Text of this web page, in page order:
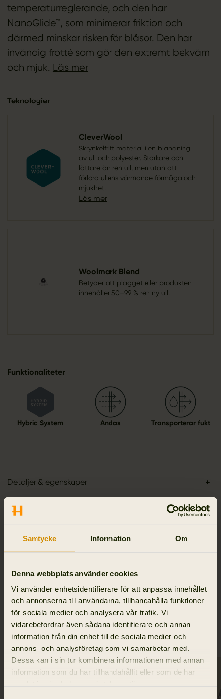
Samtycke Information Om
Denna webbplats använder cookies
Vi använder enhetsidentifierare för att anpassa innehållet
och annonserna till användarna, tillhandahålla funktioner
för sociala medier och analysera vår trafik. Vi
vidarebefordrar även sådana identifierare och annan
information från din enhet till de sociala medier och
annons- och analysföretag som vi samarbetar med.
Dessa kan i sin tur kombinera informationen med annan
information som du har tillhandahållit eller som de har
temperaturreglerande, och den har
NanoGlide™, som minimerar friktion och
därmed minskar risken för blåsor. Den har
invändig frotté som gör den extremt bekväm
och mjuk. Läs mer
Teknologier
CleverWool
Skrynkelfritt material i en blandning
av ull och polyester. Starkare och
lättare än ren ull, men utan att
förlora ullens värmande förmåga och
mjukhet.
Läs mer
Woolmark Blend
Betyder att plagget eller produkten
innehåller 50–99 % ren ny ull.
Funktionaliteter
Hybrid System Andas Transporterar fukt
Detaljer & egenskaper
Aktivitet & klimat
Material
RELATERADE PRODUKTER